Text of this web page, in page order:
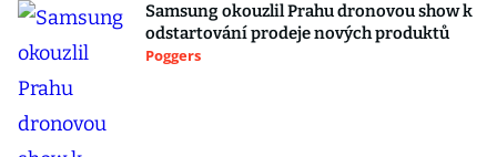
Samsung okouzlil Prahu dronovou show k
odstartování prodeje nových produktů
Poggers